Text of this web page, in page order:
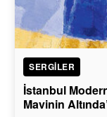
SERGILER
İstanbul
Mavinin